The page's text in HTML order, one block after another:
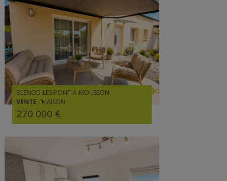
BLÉNOD-LÈS-PONT-À-MOUSSON
VENTE - MAISON
270 000 €